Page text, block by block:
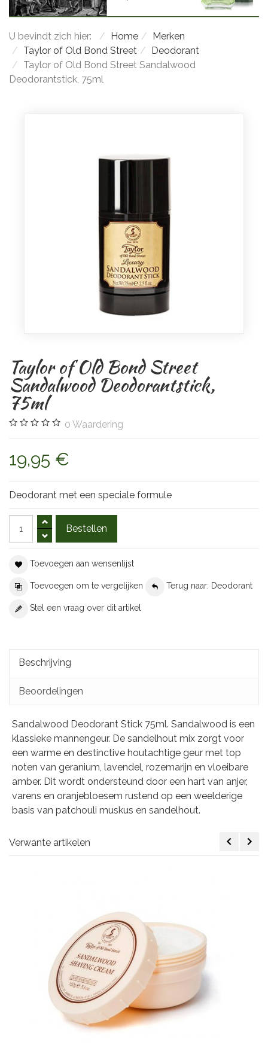
U bevindt zich hier: Home
Merken
Taylor of Old Bond Street
Deodorant
Taylor of Old Bond Street Sandalwood
Deodorantstick, 75ml
Taylor of Old Bond Street
Sandalwood Deodorantstick,
75ml
0 Waardering
19,95 €
Deodorant met een speciale formule
Toevoegen aan wensenlijst
Toevoegen om te vergelijken Terug naar: Deodorant
Stel een vraag over dit artikel
Beschrijving
Beoordelingen
Sandalwood Deodorant Stick 75ml. Sandalwood is een
klassieke mannengeur. De sandelhout mix zorgt voor
een warme en destinctive houtachtige geur met top
noten van geranium, lavendel, rozemarijn en vloeibare
amber. Dit wordt ondersteund door een hart van anjer,
varens en oranjebloesem rustend op een weelderige
basis van patchouli muskus en sandelhout.
Verwante artikelen